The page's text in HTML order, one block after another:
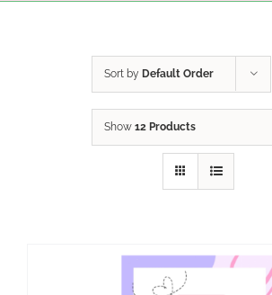
Sort by Default Order
Show 12 Products